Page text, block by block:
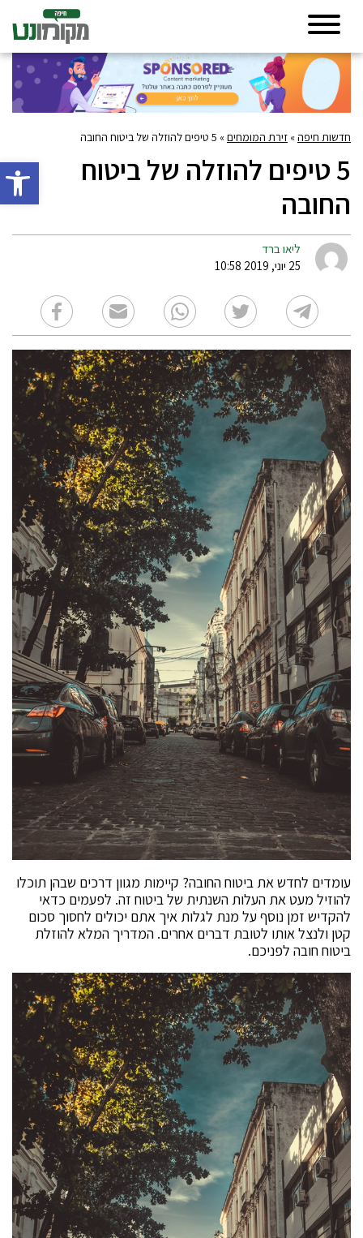
פתח
חדשות חיפה» זירת המומחים» 5 טיפים להוזלה של ביטוח החובה
5 טיפים להוזלה של ביטוח
החובה
ליאו ברד
25 יוני, 2019 10:58
עומדים לחדש את ביטוח החובה? קיימות מגוון דרכים שבהן תוכלו
להוזיל מעט את העלות השנתית של ביטוח זה. לפעמים כדאי
להקדיש זמן נוסף על מנת לגלות איך אתם יכולים לחסוך סכום
קטן ולנצל אותו לטובת דברים אחרים. המדריך המלא להוזלת
ביטוח חובה לפניכם.